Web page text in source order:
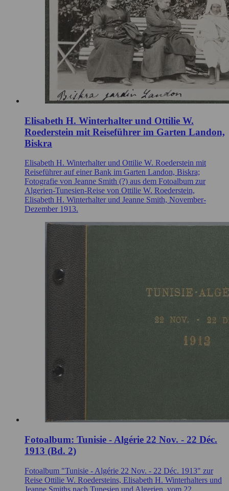
Elisabeth H. Winterhalter und Ottilie W.
Roederstein mit Reiseführer im Garten Landon,
Biskra
Elisabeth H. Winterhalter und Ottilie W. Roederstein mit
Reiseführer auf einer Bank im Garten Landon, Biskra;
Fotografie von Jeanne Smith (?) aus dem Fotoalbum zur
Algerien-Tunesien-Reise von Ottilie W. Roederstein,
Elisabeth H. Winterhalter und Jeanne Smith, November-
Dezember 1913.
Fotoalbum: Tunisie - Algérie 22 Nov. - 22 Déc.
1913 (Bd. 2)
Fotoalbum "Tunisie - Algérie 22 Nov. - 22 Déc. 1913" zur
Reise Ottilie W. Roedersteins, Elisabeth H. Winterhalters und
Jeanne Smiths nach Tunesien und Algerien, vom 22.